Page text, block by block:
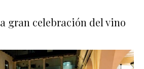
gran celebración del vino